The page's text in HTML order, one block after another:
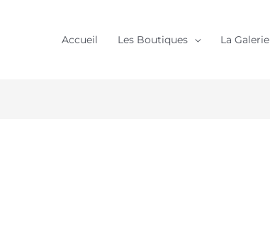
Accueil Les Boutiques La Galerie